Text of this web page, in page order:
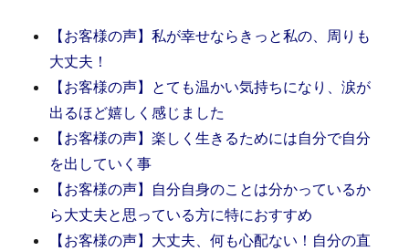
【お客様の声】私が幸せならきっと私の、周りも
大丈夫！
【お客様の声】とても温かい気持ちになり、涙が
出るほど嬉しく感じました
【お客様の声】楽しく生きるためには自分で自分
を出していく事
【お客様の声】自分自身のことは分かっているか
ら大丈夫と思っている方に特におすすめ
【お客様の声】大丈夫、何も心配ない！自分の直